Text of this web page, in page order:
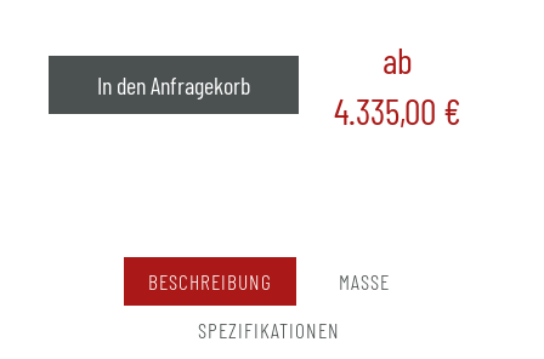
In den Anfragekorb
ab
4.335,00 €
BESCHREIBUNG
MASSE
SPEZIFIKATIONEN